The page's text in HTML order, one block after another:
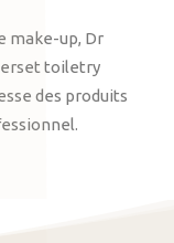
make-up, Dr
toiletry
des produits